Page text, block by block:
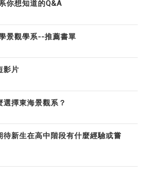
你想知道的Q&A
景觀學系--推薦書單
影片
選擇東海景觀系？
待新生在高中階段有什麼經驗或嘗